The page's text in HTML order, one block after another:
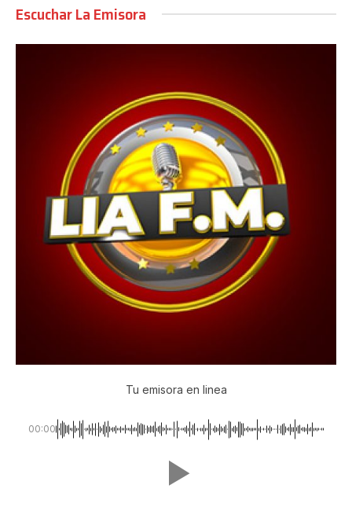
Escuchar La Emisora
Tu emisora en linea
00:00